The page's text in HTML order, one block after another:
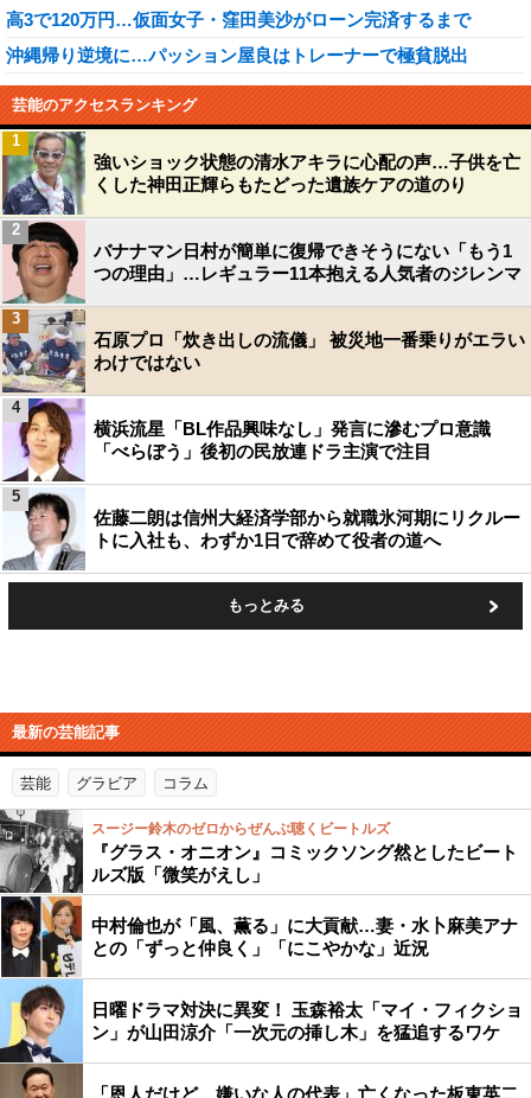
高3で120万円…仮面女子・窪田美沙がローン完済するまで
沖縄帰り逆境に…パッション屋良はトレーナーで極貧脱出
芸能のアクセスランキング
強いショック状態の清水アキラに心配の声…子供を亡
くした神田正輝らもたどった遺族ケアの道のり
1
バナナマン日村が簡単に復帰できそうにない「もう1
つの理由」…レギュラー11本抱える人気者のジレンマ
2
石原プロ「炊き出しの流儀」 被災地一番乗りがエラい
わけではない
3
横浜流星「BL作品興味なし」発言に滲むプロ意識
「べらぼう」後初の民放連ドラ主演で注目
4
佐藤二朗は信州大経済学部から就職氷河期にリクルー
トに入社も、わずか1日で辞めて役者の道へ
5
もっとみる
最新の芸能記事
芸能 グラビア コラム
スージー鈴木のゼロからぜんぶ聴くビートルズ
『グラス・オニオン』コミックソング然としたビート
ルズ版「微笑がえし」
中村倫也が「風、薫る」に大貢献…妻・水卜麻美アナ
との「ずっと仲良く」「にこやかな」近況
日曜ドラマ対決に異変！ 玉森裕太「マイ・フィクショ
ン」が山田涼介「一次元の挿し木」を猛追するワケ
「恩人だけど、嫌いな人の代表」亡くなった板東英二